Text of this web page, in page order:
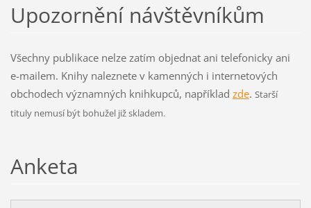
Upozornění návštěvníkům
Všechny publikace nelze zatím objednat ani telefonicky ani
e-mailem. Knihy naleznete v kamenných i internetových
obchodech významných knihkupců, například zde. Starší
tituly nemusí být bohužel již skladem.
Anketa